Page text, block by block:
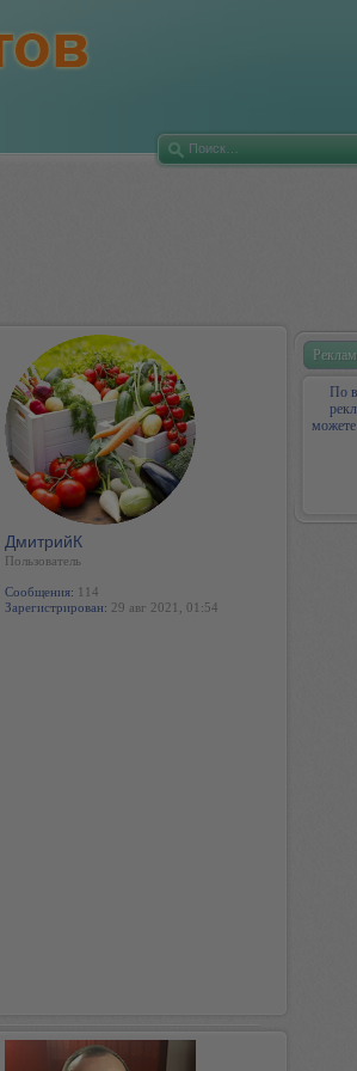
ДмитрийК
Пользователь
Сообщения: 114
Зарегистрирован: 29 авг 2021, 01:54
По